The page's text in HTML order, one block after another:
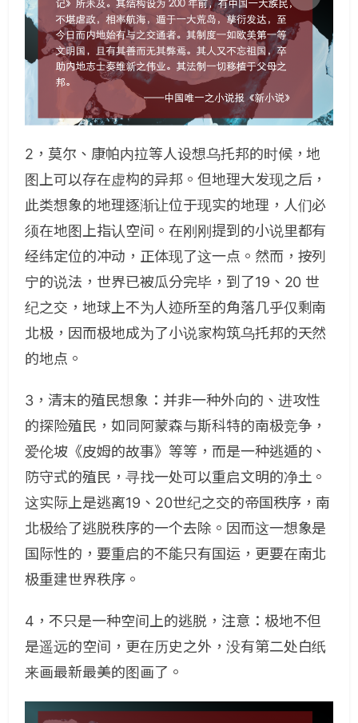
2，莫尔、康帕内拉等人设想乌托邦的时候，地
图上可以存在虚构的异邦。但地理大发现之后，
此类想象的地理逐渐让位于现实的地理，人们必
须在地图上指认空间。在刚刚提到的小说里都有
经纬定位的冲动，正体现了这一点。然而，按列
宁的说法，世界已被瓜分完毕，到了19、20 世
纪之交，地球上不为人迹所至的角落几乎仅剩南
北极，因而极地成为了小说家构筑乌托邦的天然
的地点。
3，清末的殖民想象：并非一种外向的、进攻性
的探险殖民，如同阿蒙森与斯科特的南极竞争，
爱伦坡《皮姆的故事》等等，而是一种逃遁的、
防守式的殖民，寻找一处可以重启文明的净土。
这实际上是逃离19、20世纪之交的帝国秩序，南
北极给了逃脱秩序的一个去除。因而这一想象是
国际性的，要重启的不能只有国运，更要在南北
极重建世界秩序。
4，不只是一种空间上的逃脱，注意：极地不但
是遥远的空间，更在历史之外，没有第二处白纸
来画最新最美的图画了。